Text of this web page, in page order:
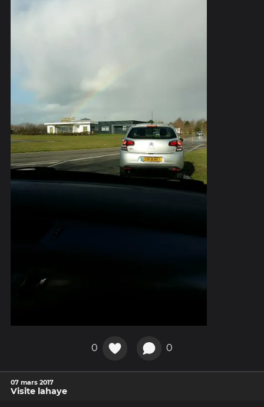
0 0
07 mars 2017
Visite lahaye